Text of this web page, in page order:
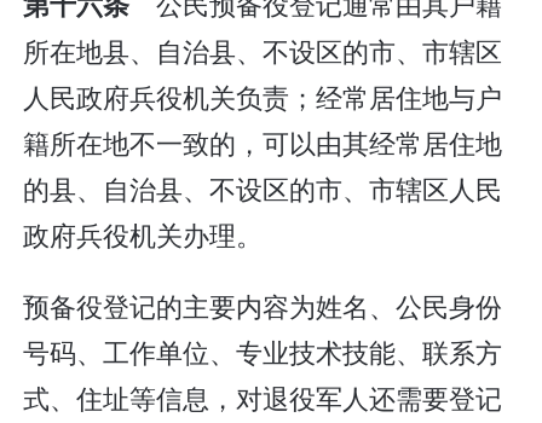
所在地县、自治县、不设区的市、市辖区
人民政府兵役机关负责；经常居住地与户
籍所在地不一致的，可以由其经常居住地
的县、自治县、不设区的市、市辖区人民
政府兵役机关办理。
预备役登记的主要内容为姓名、公民身份
号码、工作单位、专业技术技能、联系方
式、住址等信息，对退役军人还需要登记